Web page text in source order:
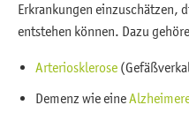
Erkrankungen einzuschätzen,
entstehen können. Dazu
Arteriosklerose
Demenz wie eine